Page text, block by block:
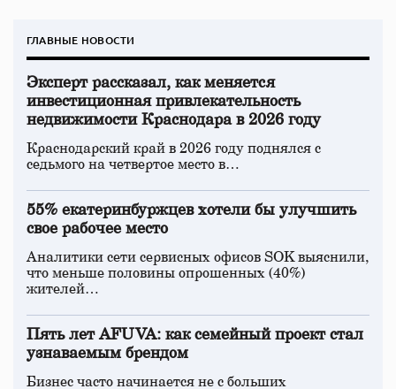
ГЛАВНЫЕ НОВОСТИ
Эксперт рассказал, как меняется
инвестиционная привлекательность
недвижимости Краснодара в 2026 году
Краснодарский край в 2026 году поднялся с
седьмого на четвертое место в…
55% екатеринбуржцев хотели бы улучшить
свое рабочее место
Аналитики сети сервисных офисов SOK выяснили,
что меньше половины опрошенных (40%)
жителей…
Пять лет AFUVA: как семейный проект стал
узнаваемым брендом
Бизнес часто начинается не с больших